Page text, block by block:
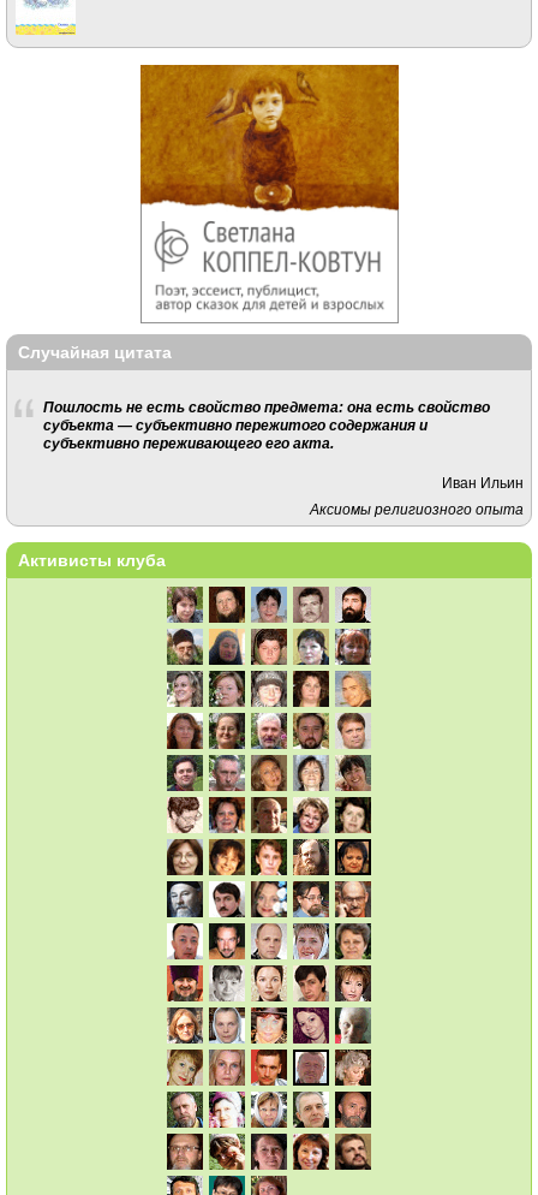
Случайная цитата
Пошлость не есть свойство предмета: она есть свойство
субъекта — субъективно пережитого содержания и
субъективно переживающего его акта.
Иван Ильин
Аксиомы религиозного опыта
Активисты клуба